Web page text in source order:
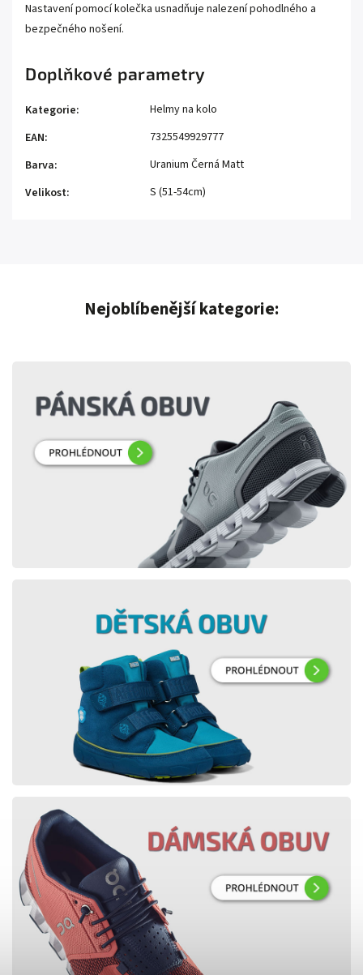
Nastavení pomocí kolečka usnadňuje nalezení pohodlného a
bezpečného nošení.
Doplňkové parametry
Kategorie:
Helmy na kolo
EAN:
7325549929777
Barva:
Uranium Černá Matt
Velikost: S (51-54cm)
Nejoblíbenější kategorie: